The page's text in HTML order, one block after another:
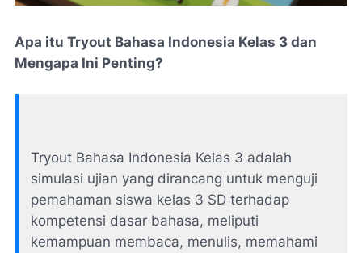
Apa itu Tryout Bahasa Indonesia Kelas 3 dan
Mengapa Ini Penting?
Tryout Bahasa Indonesia Kelas 3 adalah
simulasi ujian yang dirancang untuk menguji
pemahaman siswa kelas 3 SD terhadap
kompetensi dasar bahasa, meliputi
kemampuan membaca, menulis, memahami